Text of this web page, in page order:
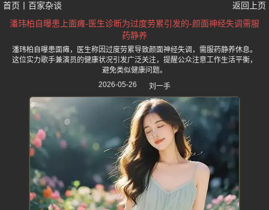
首页 百家杂谈
返回上页
潘玮柏自曝患上面瘫-医生诊断为过度劳累引发的-颜面神经失调需服
药静养
潘玮柏自曝患面瘫，医生称因过度劳累导致颜面神经失调，需服药静养休息。
这位实力歌手兼演员的健康状况引发广泛关注，提醒公众注意工作生活平衡，
避免类似健康问题。
2026-05-26
刘一手